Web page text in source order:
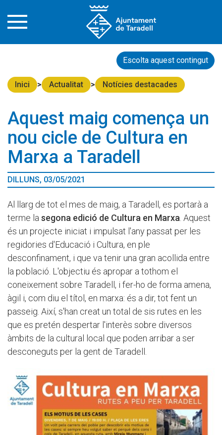
Escolta aquest contingut
Inici Actualitat Notícies destacades
Aquest maig comença un
nou cicle de Cultura en
Marxa a Taradell
DILLUNS, 03/05/2021
Al llarg de tot el mes de maig, a Taradell, es portarà a
terme la segona edició de Cultura en Marxa . Aquest
és un projecte iniciat i impulsat l'any passat per les
regidories d'Educació i Cultura, en ple
desconfinament, i que va tenir una gran acollida entre
la població. L'objectiu és apropar a tothom el
coneixement sobre Taradell, i fer-ho de forma amena,
àgil i, com diu el títol, en marxa: és a dir, tot fent un
passeig. Així, s'han creat un total de sis rutes en les
que es pretén despertar l'interès sobre diversos
àmbits de la cultural local que poden arribar a ser
desconeguts per la gent de Taradell.